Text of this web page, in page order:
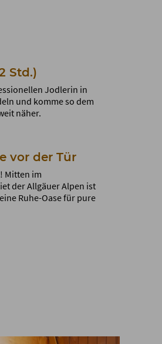
Std.)
Jodlerin in
und komme so dem
näher.
vor der Tür
Mitten im
der Allgäuer Alpen ist
Ruhe-Oase für pure